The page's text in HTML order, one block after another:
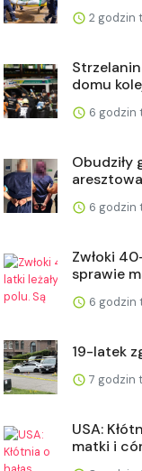
2 godzin
domu
6 godzin
Obudziły
6 godzin
Zwłoki
sprawie
6 godzin
19-latek
7 godzin
USA:
matki i